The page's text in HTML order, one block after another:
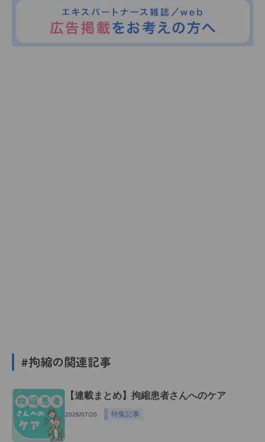
#拘縮の関連記事
【連載まとめ】拘縮患者さんへのケア
2026/07/20 特集記事